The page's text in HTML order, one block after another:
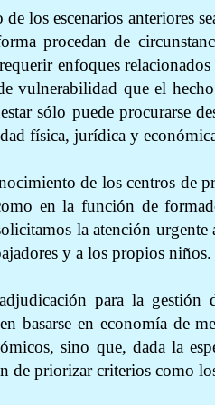
los escenarios anteriores
procedan de
enfoques
vulnerabilidad que el
sólo puede procurarse
física, jurídica y
de los centros de
en la función de
la atención urgente
y a los propios niños.
para la gestión
basarse en economía de
sino que, dada la
de priorizar criterios como